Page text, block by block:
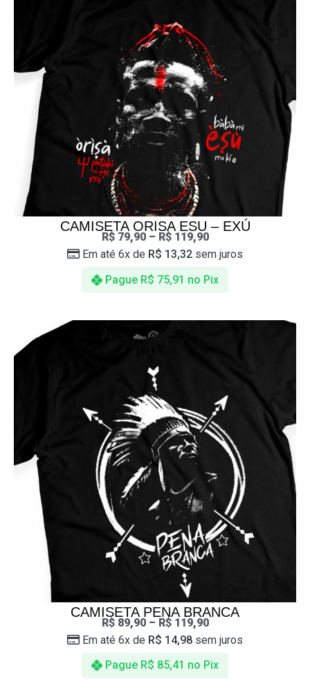
CAMISETA ORISA ESU – EXÚ
R$79,90– R$119,90
Pague R$ 75,91 no Pix
Em até 6x de R$ 13,32 sem juros
CAMISETA PENA BRANCA
R$89,90– R$119,90
Pague R$ 85,41 no Pix
Em até 6x de R$ 14,98 sem juros